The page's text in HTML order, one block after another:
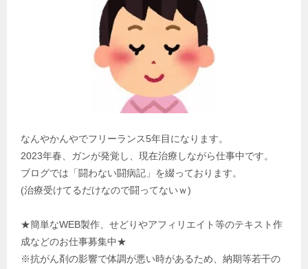
なんやかんやでフリーランス5年目になります。
2023年春、ガンが発覚し、現在治療しながら仕事中です。
ブログでは「闘わない闘病記」を綴っております。
(治療受けてるだけなので闘ってないｗ)
★簡単なWEB製作、せどりやアフィリエイト等のテキスト作
成などのお仕事募集中★
※抗がん剤の影響で体調が悪い時があるため、納期等若干の